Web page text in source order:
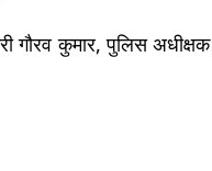
गौरव कुमार, पुलिस अधीक्षक